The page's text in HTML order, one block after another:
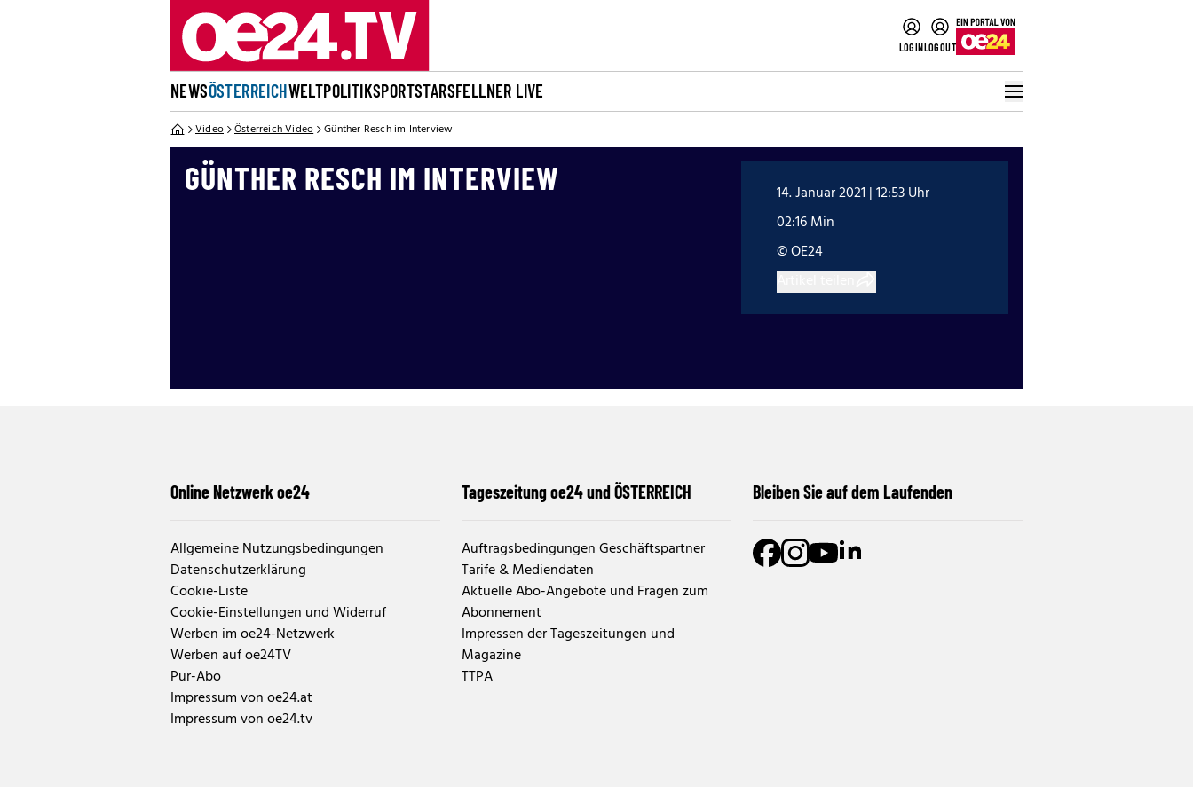
LOGINLOGOUT
NEWSÖSTERREICHWELTPOLITIKSPORTSTARSFELLNER LIVE
Video Österreich Video Günther Resch im Interview
GÜNTHER RESCH IM INTERVIEW
14. Januar 2021 | 12:53 Uhr
02:16 Min
© OE24
Online Netzwerk oe24
Allgemeine Nutzungsbedingungen
Datenschutzerklärung
Cookie-Liste
Cookie-Einstellungen und Widerruf
Werben im oe24-Netzwerk
Werben auf oe24TV
Pur-Abo
Impressum von oe24.at
Impressum von oe24.tv
Tageszeitung oe24 und ÖSTERREICH
Auftragsbedingungen Geschäftspartner
Tarife & Mediendaten
Aktuelle Abo-Angebote und Fragen zum
Abonnement
Impressen der Tageszeitungen und
Magazine
TTPA
Bleiben Sie auf dem Laufenden